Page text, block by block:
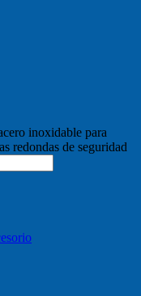
inoxidable para
redondas de seguridad